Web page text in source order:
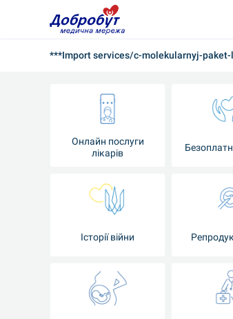
***Import services/c-molekularnyj-
Онлайн послуги
лікарів
Історії війни